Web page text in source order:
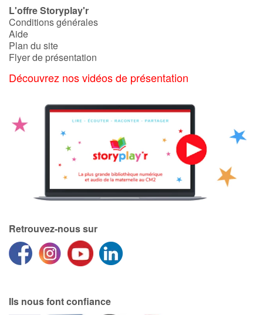
L'offre Storyplay'r
Conditions générales
Aide
Plan du site
Flyer de présentation
Découvrez nos vidéos de présentation
Retrouvez-nous sur
Ils nous font confiance